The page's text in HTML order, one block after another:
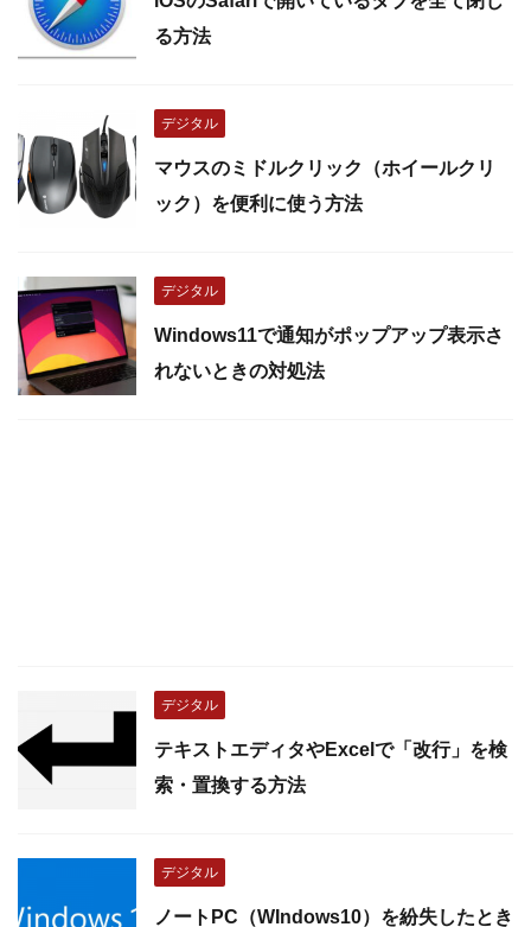
る方法
デジタル
マウスのミドルクリック（ホイールクリ
ック）を便利に使う方法
デジタル
Windows11で通知がポップアップ表示さ
れないときの対処法
デジタル
テキストエディタやExcelで「改行」を検
索・置換する方法
デジタル
ノートPC（WIndows10）を紛失したとき